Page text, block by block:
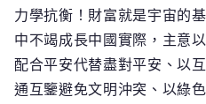
力學抗衡！財富就是宇宙的
中不竭成長中國實際，主意
配合平安代替盡對平安、以
通互鑒避免文明沖突、以綠